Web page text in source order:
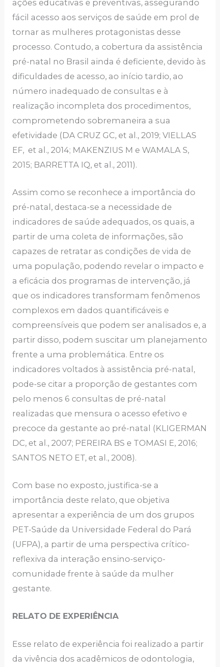
ações educativas e preventivas, assegurando
fácil acesso aos serviços de saúde em prol de
tornar as mulheres protagonistas desse
processo. Contudo, a cobertura da assistência
pré-natal no Brasil ainda é deficiente, devido às
dificuldades de acesso, ao início tardio, ao
número inadequado de consultas e à
realização incompleta dos procedimentos,
comprometendo sobremaneira a sua
efetividade (DA CRUZ GC, et al., 2019; VIELLAS
EF, et al., 2014; MAKENZIUS M e WAMALA S,
2015; BARRETTA IQ, et al., 2011).
Assim como se reconhece a importância do
pré-natal, destaca-se a necessidade de
indicadores de saúde adequados, os quais, a
partir de uma coleta de informações, são
capazes de retratar as condições de vida de
uma população, podendo revelar o impacto e
a eficácia dos programas de intervenção, já
que os indicadores transformam fenômenos
complexos em dados quantificáveis e
compreensíveis que podem ser analisados e, a
partir disso, podem suscitar um planejamento
frente a uma problemática. Entre os
indicadores voltados à assistência pré-natal,
pode-se citar a proporção de gestantes com
pelo menos 6 consultas de pré-natal
realizadas que mensura o acesso efetivo e
precoce da gestante ao pré-natal (KLIGERMAN
DC, et al., 2007; PEREIRA BS e TOMASI E, 2016;
SANTOS NETO ET, et al., 2008).
Com base no exposto, justifica-se a
importância deste relato, que objetiva
apresentar a experiência de um dos grupos
PET-Saúde da Universidade Federal do Pará
(UFPA), a partir de uma perspectiva crítico-
reflexiva da interação ensino-serviço-
comunidade frente à saúde da mulher
gestante.
RELATO DE EXPERIÊNCIA
Esse relato de experiência foi realizado a partir
da vivência dos acadêmicos de odontologia,